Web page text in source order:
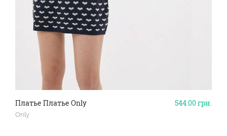
544.00грн.
Платье Платье Only
Only